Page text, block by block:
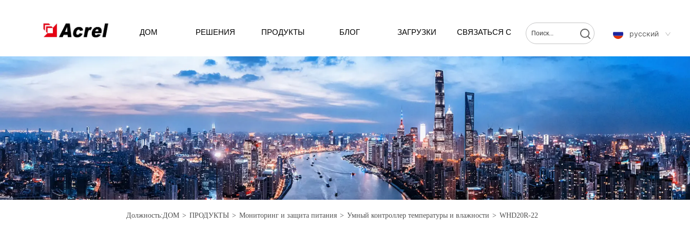
ДОМ РЕШЕНИЯ ПРОДУКТЫ БЛОГ ЗАГРУЗКИ СВЯЗАТЬСЯ С
НАМИ
русский
Должность:ДОМ > ПРОДУКТЫ > Мониторинг и защита питания > Умный контроллер температуры и влажности > WHD20R-22